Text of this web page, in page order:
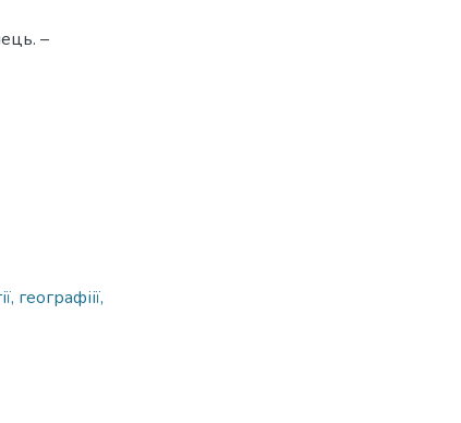
–
географіії,